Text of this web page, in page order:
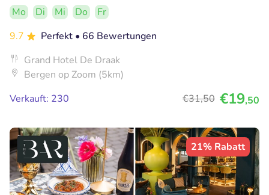
Mo Di Mi Do
Fr
9.7
Perfekt • 66 Bewertungen
Grand Hotel De Draak
Bergen op Zoom (5km)
Verkauft: 230
€31,50 €19,50
21% Rabatt